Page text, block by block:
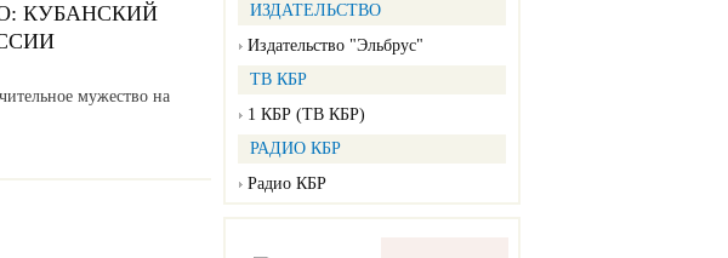
ИЗДАТЕЛЬСТВО
Издательство "Эльбрус"
ТВ КБР
1 КБР (ТВ КБР)
РАДИО КБР
Радио КБР
КУБАНСКИЙ
мужество на